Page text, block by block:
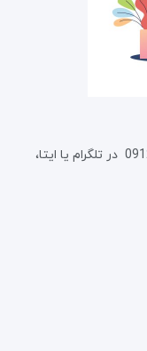
فرم استخدام پرشده را به شماره 8727 102 0912 در تلگرام یا ایتا،